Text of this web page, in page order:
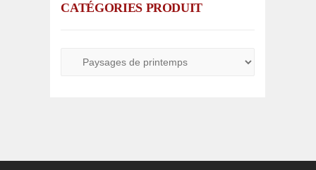
CATÉGORIES PRODUIT